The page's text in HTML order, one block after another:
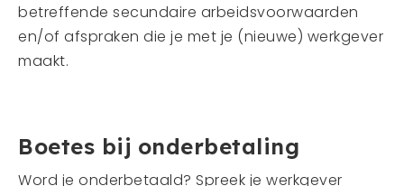
betreffende secundaire arbeidsvoorwaarden
en/of afspraken die je met je (nieuwe) werkgever
maakt.
Boetes bij onderbetaling
Word je onderbetaald? Spreek je werkgever